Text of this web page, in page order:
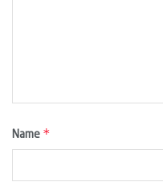
Name *